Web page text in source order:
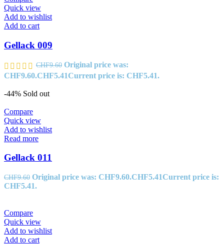
Quick view
Add to wishlist
Add to cart
Gellack 009
CHF9.60 Original price was:
CHF9.60.CHF5.41Current price is: CHF5.41.
-44% Sold out
Compare
Quick view
Add to wishlist
Read more
Gellack 011
CHF9.60 Original price was: CHF9.60.CHF5.41Current price is:
CHF5.41.
Compare
Quick view
Add to wishlist
Add to cart